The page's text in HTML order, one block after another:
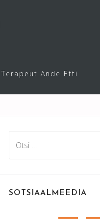
Terapeut Ande Etti
SOTSIAALMEEDIA